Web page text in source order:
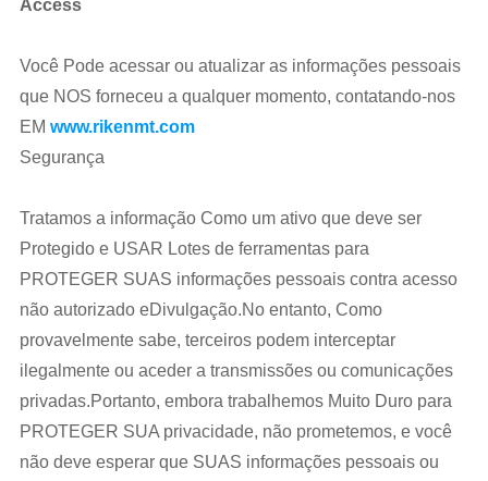
Access
Você Pode acessar ou atualizar as informações pessoais
que NOS forneceu a qualquer momento, contatando-nos
EM www.rikenmt.com
Segurança
Tratamos a informação Como um ativo que deve ser
Protegido e USAR Lotes de ferramentas para
PROTEGER SUAS informações pessoais contra acesso
não autorizado eDivulgação.No entanto, Como
provavelmente sabe, terceiros podem interceptar
ilegalmente ou aceder a transmissões ou comunicações
privadas.Portanto, embora trabalhemos Muito Duro para
PROTEGER SUA privacidade, não prometemos, e você
não deve esperar que SUAS informações pessoais ou